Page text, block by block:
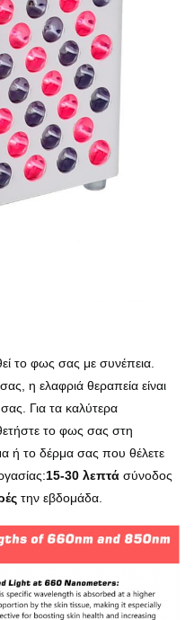
το φως σας με συνέπεια.
η ελαφριά θεραπεία είναι
Για τα καλύτερα
το φως σας στη
ή το δέρμα σας που θέλετε
15-30 λεπτά σύνοδος
την εβδομάδα.